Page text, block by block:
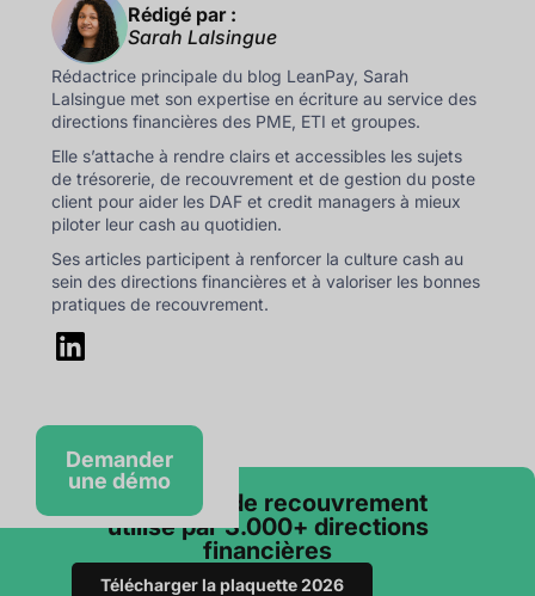
Rédigé par :
Sarah Lalsingue
Rédactrice principale du blog LeanPay, Sarah
Lalsingue met son expertise en écriture au service des
directions financières des PME, ETI et groupes.
Elle s’attache à rendre clairs et accessibles les sujets
de trésorerie, de recouvrement et de gestion du poste
client pour aider les DAF et credit managers à mieux
piloter leur cash au quotidien.
Ses articles participent à renforcer la culture cash au
sein des directions financières et à valoriser les bonnes
pratiques de recouvrement.
Demander
une démo
Le logiciel de recouvrement
utilisé par 3.000+ directions
financières
Télécharger la plaquette 2026